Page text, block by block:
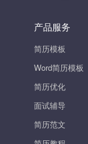
产品服务
简历模板
Word简历模板
简历优化
面试辅导
简历范文